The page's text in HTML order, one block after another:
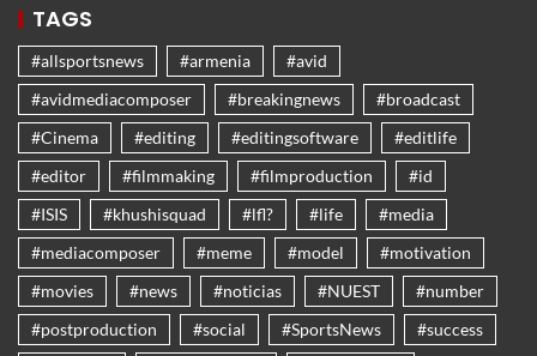
TAGS
#allsportsnews #armenia
#avid
#avidmediacomposer
#breakingnews
#broadcast
#Cinema
#editing #editingsoftware
#editlife
#editor
#filmmaking #filmproduction
#id
#ISIS
#khushisquad #lfl? #life
#media
#mediacomposer
#meme #model
#motivation
#movies
#news #noticias #NUEST
#number
#postproduction
#social #SportsNews
#success